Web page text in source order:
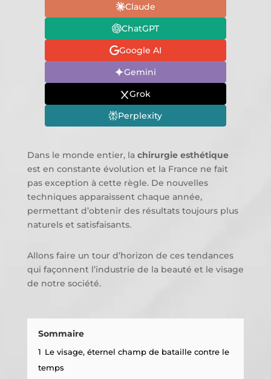
Claude
ChatGPT
Google AI
Gemini
Grok
Perplexity
Dans le monde entier, la chirurgie esthétique
est en constante évolution et la France ne fait
pas exception à cette règle. De nouvelles
techniques apparaissent chaque année,
permettant d’obtenir des résultats toujours plus
naturels et satisfaisants.
Allons faire un tour d’horizon de ces tendances
qui façonnent l’industrie de la beauté et le visage
de notre société.
Sommaire
1 Le visage, éternel champ de bataille contre le
temps